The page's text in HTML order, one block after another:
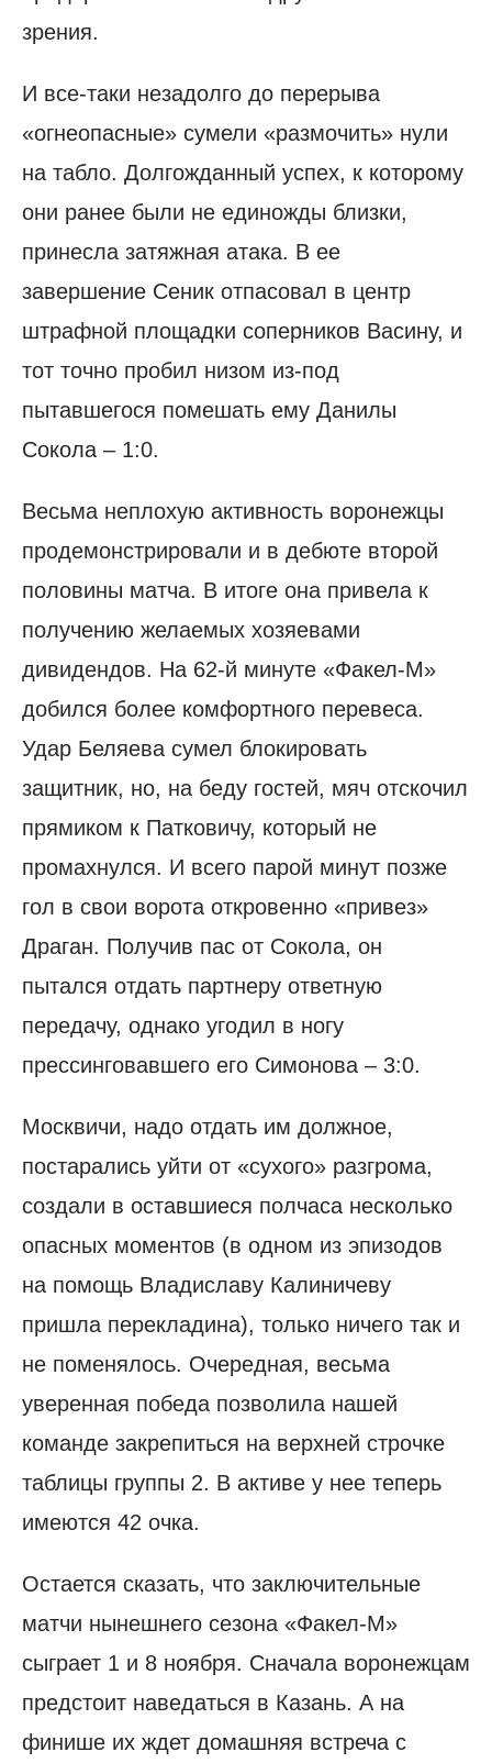
зрения.
И все-таки незадолго до перерыва
«огнеопасные» сумели «размочить» нули
на табло. Долгожданный успех, к которому
они ранее были не единожды близки,
принесла затяжная атака. В ее
завершение Сеник отпасовал в центр
штрафной площадки соперников Васину, и
тот точно пробил низом из-под
пытавшегося помешать ему Данилы
Сокола – 1:0.
Весьма неплохую активность воронежцы
продемонстрировали и в дебюте второй
половины матча. В итоге она привела к
получению желаемых хозяевами
дивидендов. На 62-й минуте «Факел-М»
добился более комфортного перевеса.
Удар Беляева сумел блокировать
защитник, но, на беду гостей, мяч отскочил
прямиком к Патковичу, который не
промахнулся. И всего парой минут позже
гол в свои ворота откровенно «привез»
Драган. Получив пас от Сокола, он
пытался отдать партнеру ответную
передачу, однако угодил в ногу
прессинговавшего его Симонова – 3:0.
Москвичи, надо отдать им должное,
постарались уйти от «сухого» разгрома,
создали в оставшиеся полчаса несколько
опасных моментов (в одном из эпизодов
на помощь Владиславу Калиничеву
пришла перекладина), только ничего так и
не поменялось. Очередная, весьма
уверенная победа позволила нашей
команде закрепиться на верхней строчке
таблицы группы 2. В активе у нее теперь
имеются 42 очка.
Остается сказать, что заключительные
матчи нынешнего сезона «Факел-М»
сыграет 1 и 8 ноября. Сначала воронежцам
предстоит наведаться в Казань. А на
финише их ждет домашняя встреча с